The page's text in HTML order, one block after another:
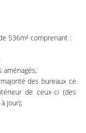
536m² comprenant :
aménagés;
des bureaux ce
de ceux-ci (des
jour);